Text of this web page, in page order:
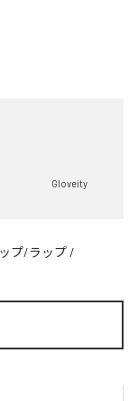
Gloveity
プ/ラップ /